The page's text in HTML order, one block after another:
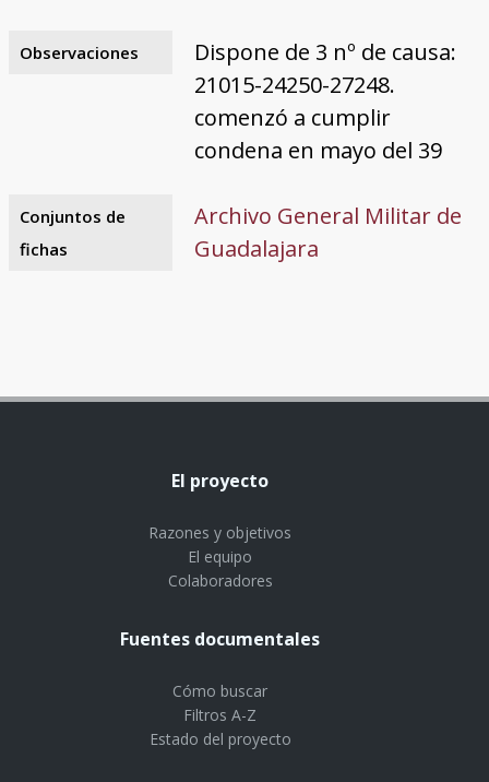
Observaciones
Dispone de 3 nº de causa:
21015-24250-27248.
comenzó a cumplir
condena en mayo del 39
Conjuntos de
fichas
Archivo General Militar de
Guadalajara
El proyecto
Razones y objetivos
El equipo
Colaboradores
Fuentes documentales
Cómo buscar
Filtros A-Z
Estado del proyecto